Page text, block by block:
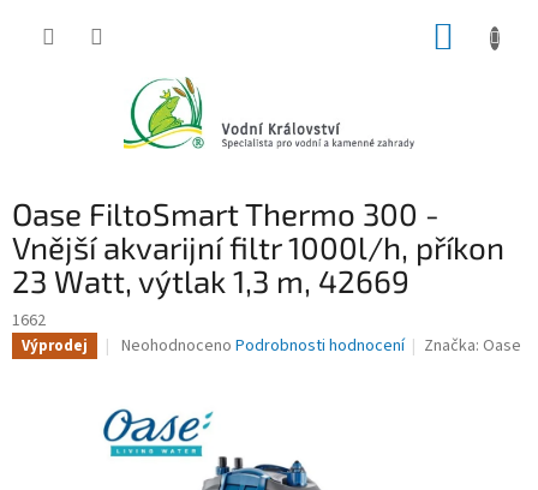
Oase FiltoSmart Thermo 300 -
Vnější akvarijní filtr 1000l/h, příkon
23 Watt, výtlak 1,3 m, 42669
1662
Výprodej
Průměrné
je
0,0
z
Neohodnoceno Podrobnosti hodnocení Značka: Oase